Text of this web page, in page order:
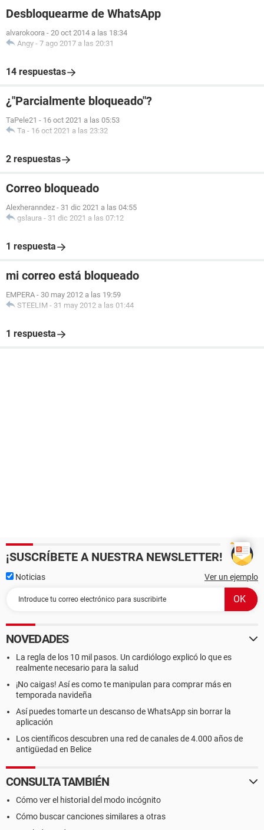
Desbloquearme de WhatsApp
alvarokoora - 20 oct 2014 a las 18:34
Angy - 7 ago 2017 a las 20:31
14 respuestas
¿"Parcialmente bloqueado"?
TaPele21 - 16 oct 2021 a las 05:53
Ta - 16 oct 2021 a las 23:32
2 respuestas
Correo bloqueado
Alexheranndez - 31 dic 2021 a las 04:55
gslaura - 31 dic 2021 a las 07:12
1 respuesta
mi correo está bloqueado
EMPERA - 30 may 2012 a las 19:59
STEELIM - 31 may 2012 a las 01:44
1 respuesta
¡SUSCRÍBETE A NUESTRA NEWSLETTER!
Noticias Ver un ejemplo
NOVEDADES
La regla de los 10 mil pasos. Un cardiólogo explicó lo que es
realmente necesario para la salud
¡No caigas! Así es como te manipulan para comprar más en
temporada navideña
Así puedes tomarte un descanso de WhatsApp sin borrar la
aplicación
Los científicos descubren una red de canales de 4.000 años de
antigüedad en Belice
CONSULTA TAMBIÉN
Cómo ver el historial del modo incógnito
Cómo buscar canciones similares a otras